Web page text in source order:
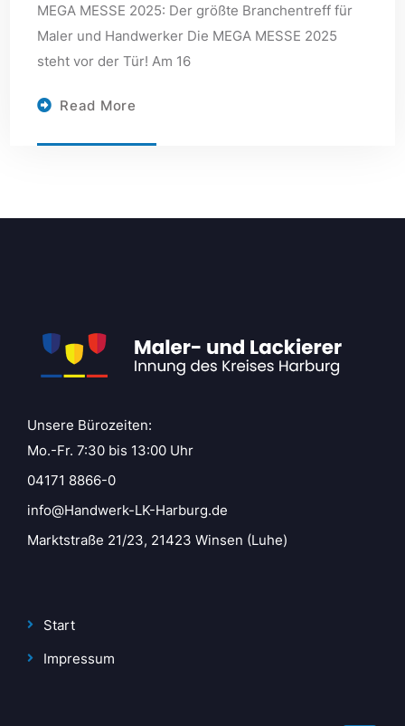
MEGA MESSE 2025: Der größte Branchentreff für
Maler und Handwerker Die MEGA MESSE 2025
steht vor der Tür! Am 16
Read More
Unsere Bürozeiten:
Mo.-Fr. 7:30 bis 13:00 Uhr
04171 8866-0
info@Handwerk-LK-Harburg.de
Marktstraße 21/23, 21423 Winsen (Luhe)
Start
Impressum